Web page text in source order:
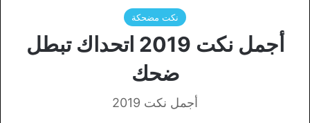
نكت مضحكة
أجمل نكت 2019 اتحداك تبطل
ضحك
أجمل نكت 2019